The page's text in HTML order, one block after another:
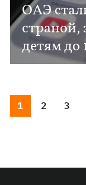
ОАЭ
страной,
детям до
1 2 3